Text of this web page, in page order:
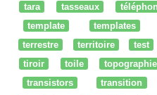
tara
tasseaux
template
templates
terrestre
territoire test
tiroir
toile topographie
transistors
transition